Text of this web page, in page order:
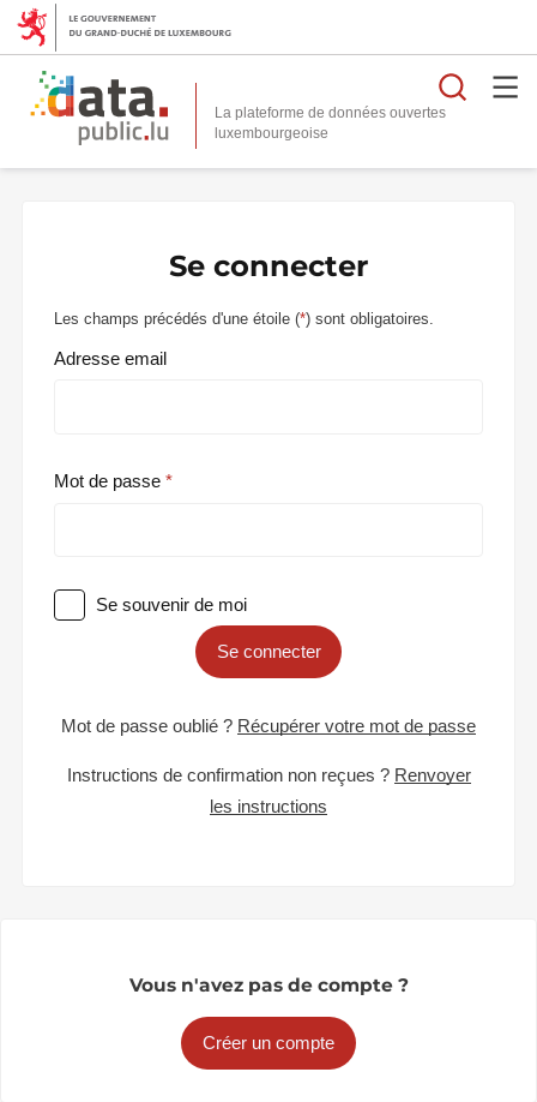
La plateforme de données ouvertes
Se connecter
Les champs précédés d'une étoile (*) sont obligatoires.
Adresse email
Mot de passe
Se souvenir de moi
Se connecter
Mot de passe oublié ? Récupérer votre mot de passe
Instructions de confirmation non reçues ? Renvoyer
les instructions
Vous n'avez pas de compte ?
Créer un compte